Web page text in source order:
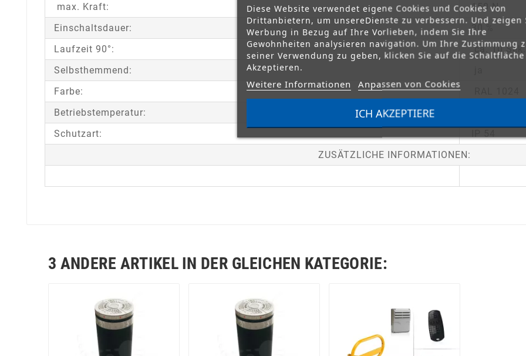
max. Kraft:
150 N
Einschaltsdauer:
30 %
Laufzeit 90°:
ca. 10 Sek.
Selbsthemmend:
Farbe:
Betriebstemperatur:
Schutzart:
ZUSÄTZLICHE INFORMATIONEN:
3 ANDERE ARTIKEL IN DER GLEICHEN KATEGORIE:
Diese Website verwendet eigene Cookies und Cookies von
Drittanbietern, um unsereDienste zu verbessern. Und zeigen
Werbung in Bezug auf Ihre Vorlieben, indem Sie Ihre
Gewohnheiten analysieren navigation. Um Ihre Zustimmung
seiner Verwendung zu geben, klicken Sie auf die Schaltfläche
Akzeptieren.
Weitere Informationen Anpassen von Cookies
ICH AKZEPTIERE